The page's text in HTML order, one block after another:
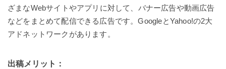
ざまなWebサイトやアプリに対して、バナー広告や動画広告
などをまとめて配信できる広告です。GoogleとYahoo!の2大
アドネットワークがあります。
出稿メリット：